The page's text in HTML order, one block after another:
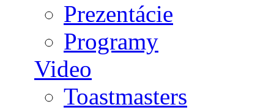
Prezentácie
Programy
Video
Toastmasters